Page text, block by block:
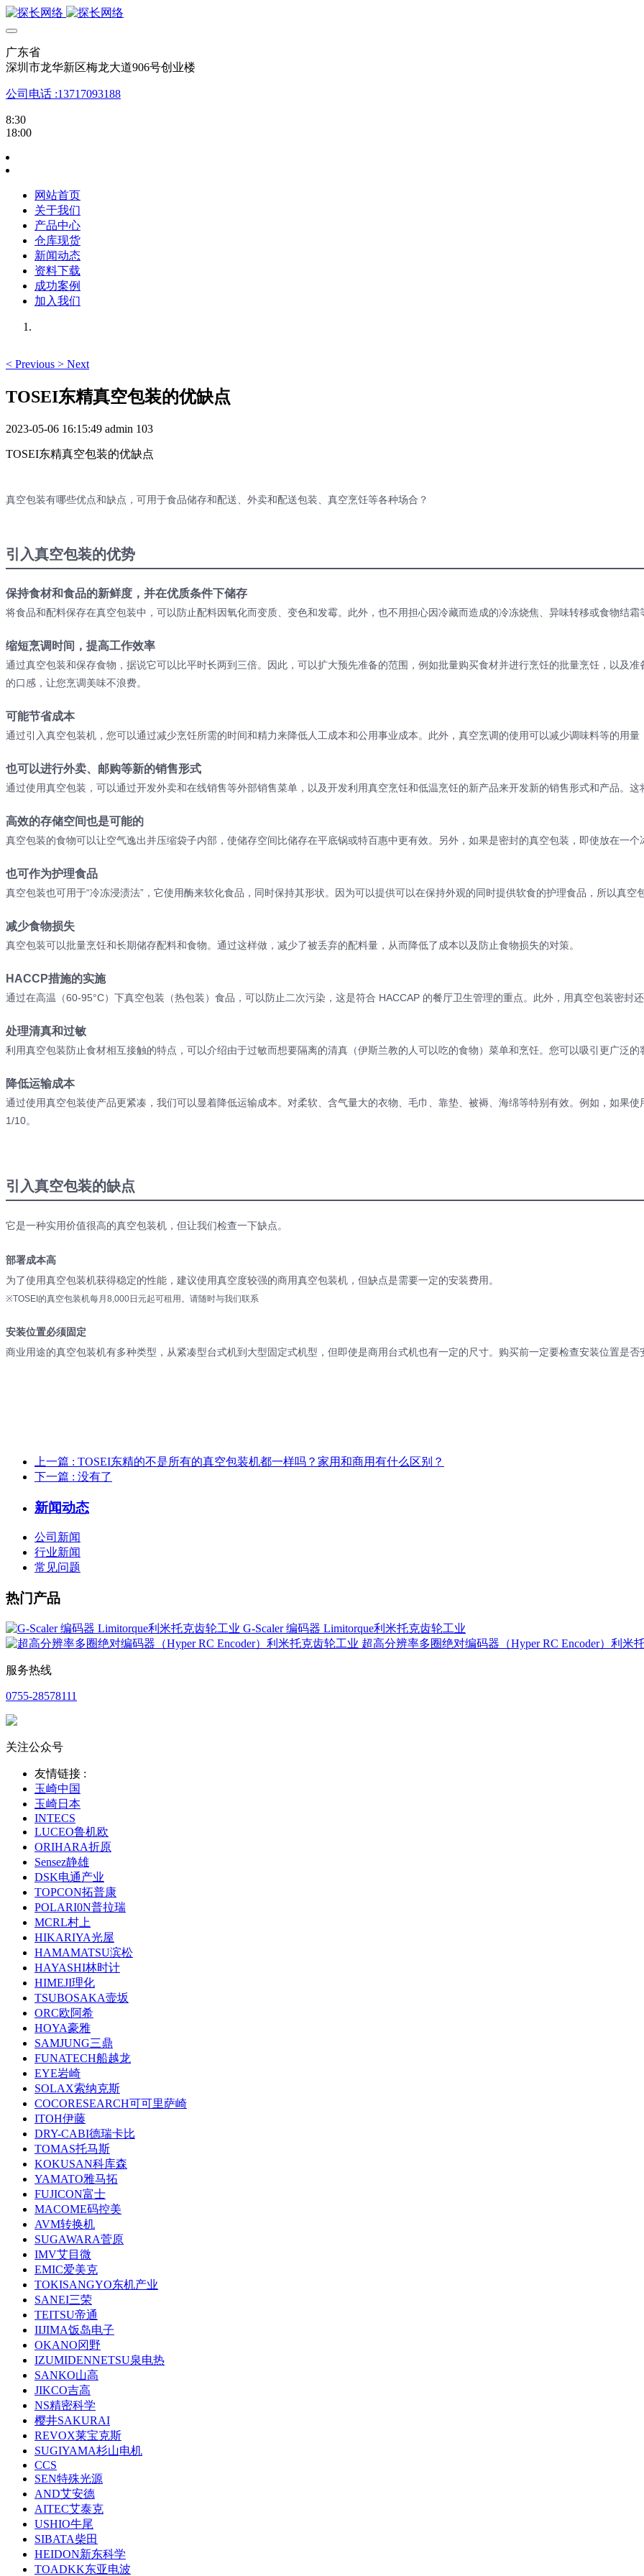
广东省
深圳市龙华新区梅龙大道906号创业楼
公司电话 :13717093188
8:30
18:00
网站首页
关于我们
产品中心
仓库现货
新闻动态
资料下载
成功案例
加入我们
< Previous > Next
TOSEI东精真空包装的优缺点
2023-05-06 16:15:49 admin 103
TOSEI东精真空包装的优缺点
真空包装有哪些优点和缺点，可用于食品储存和配送、外卖和配送包装、真空烹饪等各种场合？
引入真空包装的优势
保持食材和食品的新鲜度，并在优质条件下储存
将食品和配料保存在真空包装中，可以防止配料因氧化而变质、变色和发霉。 此外，也不用担心因冷藏而造成的冷冻烧焦、异味转移或食物结霜
缩短烹调时间，提高工作效率
通过真空包装和保存食物，据说它可以比平时长两到三倍。
因此，可以扩大预先准备的范围，例如批量购买食材并进行烹饪的批量烹饪，以及准
的口感，让您烹调美味不浪费。
可能节省成本
通过引入真空包装机，您可以通过减少烹饪所需的时间和精力来降低人工成本和公用事业成本。 此外，真空烹调的使用可以减少调味料等的用
也可以进行外卖、邮购等新的销售形式
通过使用真空包装，可以通过开发外卖和在线销售等外部销售菜单，以及开发利用真空烹饪和低温烹饪的新产品来开发新的销售形式和产品。 这
高效的存储空间也是可能的
真空包装的食物可以让空气逸出并压缩袋子内部，使储存空间比储存在平底锅或特百惠中更有效。 另外，如果是密封的真空包装，即使放在一
也可作为护理食品
真空包装也可用于“冷冻浸渍法”，它使用酶来软化食品，同时保持其形状。 因为可以提供可以在保持外观的同时提供软食的护理食品，所以真空
减少食物损失
真空包装可以批量烹饪和长期储存配料和食物。 通过这样做，减少了被丢弃的配料量，从而降低了成本以及防止食物损失的对策。
HACCP措施的实施
通过在高温（60-95°C）下真空包装（热包装）食品，可以防止二次污染，这是符合 HACCAP 的餐厅卫生管理的重点。 此外，用真空包装密封
处理清真和过敏
利用真空包装防止食材相互接触的特点，可以介绍由于过敏而想要隔离的清真（伊斯兰教的人可以吃的食物）菜单和烹饪。 您可以吸引更广泛的
降低运输成本
通过使用真空包装使产品更紧凑，我们可以显着降低运输成本。 对柔软、含气量大的衣物、毛巾、靠垫、被褥、海绵等特别有效。 例如，如果使
1/10。
引入真空包装的缺点
它是一种实用价值很高的真空包装机，但让我们检查一下缺点。
部署成本高
为了使用真空包装机获得稳定的性能，建议使用真空度较强的商用真空包装机，但缺点是需要一定的安装费用。
※TOSEI的真空包装机每月8,000日元起可租用。 请随时与我们联系
安装位置必须固定
商业用途的真空包装机有多种类型，从紧凑型台式机到大型固定式机型，但即使是商用台式机也有一定的尺寸。 购买前一定要检查安装位置是否
上一篇 : TOSEI东精的不是所有的真空包装机都一样吗？家用和商用有什么区别？
下一篇 : 没有了
新闻动态
公司新闻
行业新闻
常见问题
热门产品
G-Scaler 编码器 Limitorque利米托克齿轮工业
超高分辨率多圈绝对编码器（Hyper RC Encoder）利米
服务热线
0755-28578111
关注公众号
友情链接 :
玉崎中国
玉崎日本
INTECS
LUCEO鲁机欧
ORIHARA折原
Sensez静雄
DSK电通产业
TOPCON拓普康
POLARI0N普拉瑞
MCRL村上
HIKARIYA光屋
HAMAMATSU滨松
HAYASHI林时计
HIMEJI理化
TSUBOSAKA壸坂
ORC欧阿希
HOYA豪雅
SAMJUNG三鼎
FUNATECH船越龙
EYE岩崎
SOLAX索纳克斯
COCORESEARCH可可里萨崎
ITOH伊藤
DRY-CABI德瑞卡比
TOMAS托马斯
KOKUSAN科库森
YAMATO雅马拓
FUJICON富士
MACOME码控美
AVM转换机
SUGAWARA菅原
IMV艾目微
EMIC爱美克
TOKISANGYO东机产业
SANEI三荣
TEITSU帝通
IIJIMA饭岛电子
OKANO冈野
IZUMIDENNETSU泉电热
SANKO山高
JIKCO吉高
NS精密科学
樱井SAKURAI
REVOX莱宝克斯
SUGIYAMA杉山电机
CCS
SEN特殊光源
AND艾安德
AITEC艾泰克
USHIO牛尾
SIBATA柴田
HEIDON新东科学
TOADKK东亚电波